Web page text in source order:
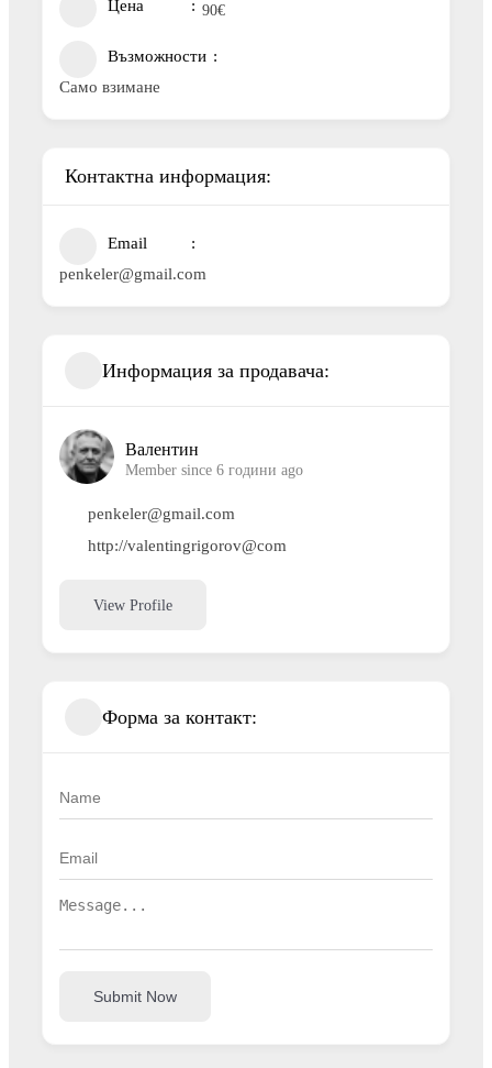
Цена 90€
Възможности
Само взимане
Контактна информация:
Email
penkeler@gmail.com
Информация за продавача:
Валентин
Member since 6 години ago
penkeler@gmail.com
http://valentingrigorov@com
View Profile
Форма за контакт:
Submit Now